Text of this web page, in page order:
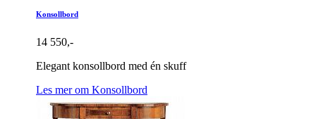
Konsollbord
14 550,-
Elegant konsollbord med én skuff
Les mer om Konsollbord